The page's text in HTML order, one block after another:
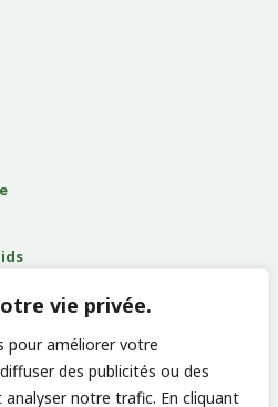
vie privée.
pour améliorer votre
des publicités ou des
notre trafic. En cliquant